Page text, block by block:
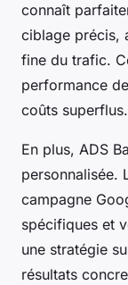
connaît
ciblage précis,
fine du trafic.
performance
coûts superflus.
En plus, ADS
personnalisée.
campagne
spécifiques et
une stratégie
résultats